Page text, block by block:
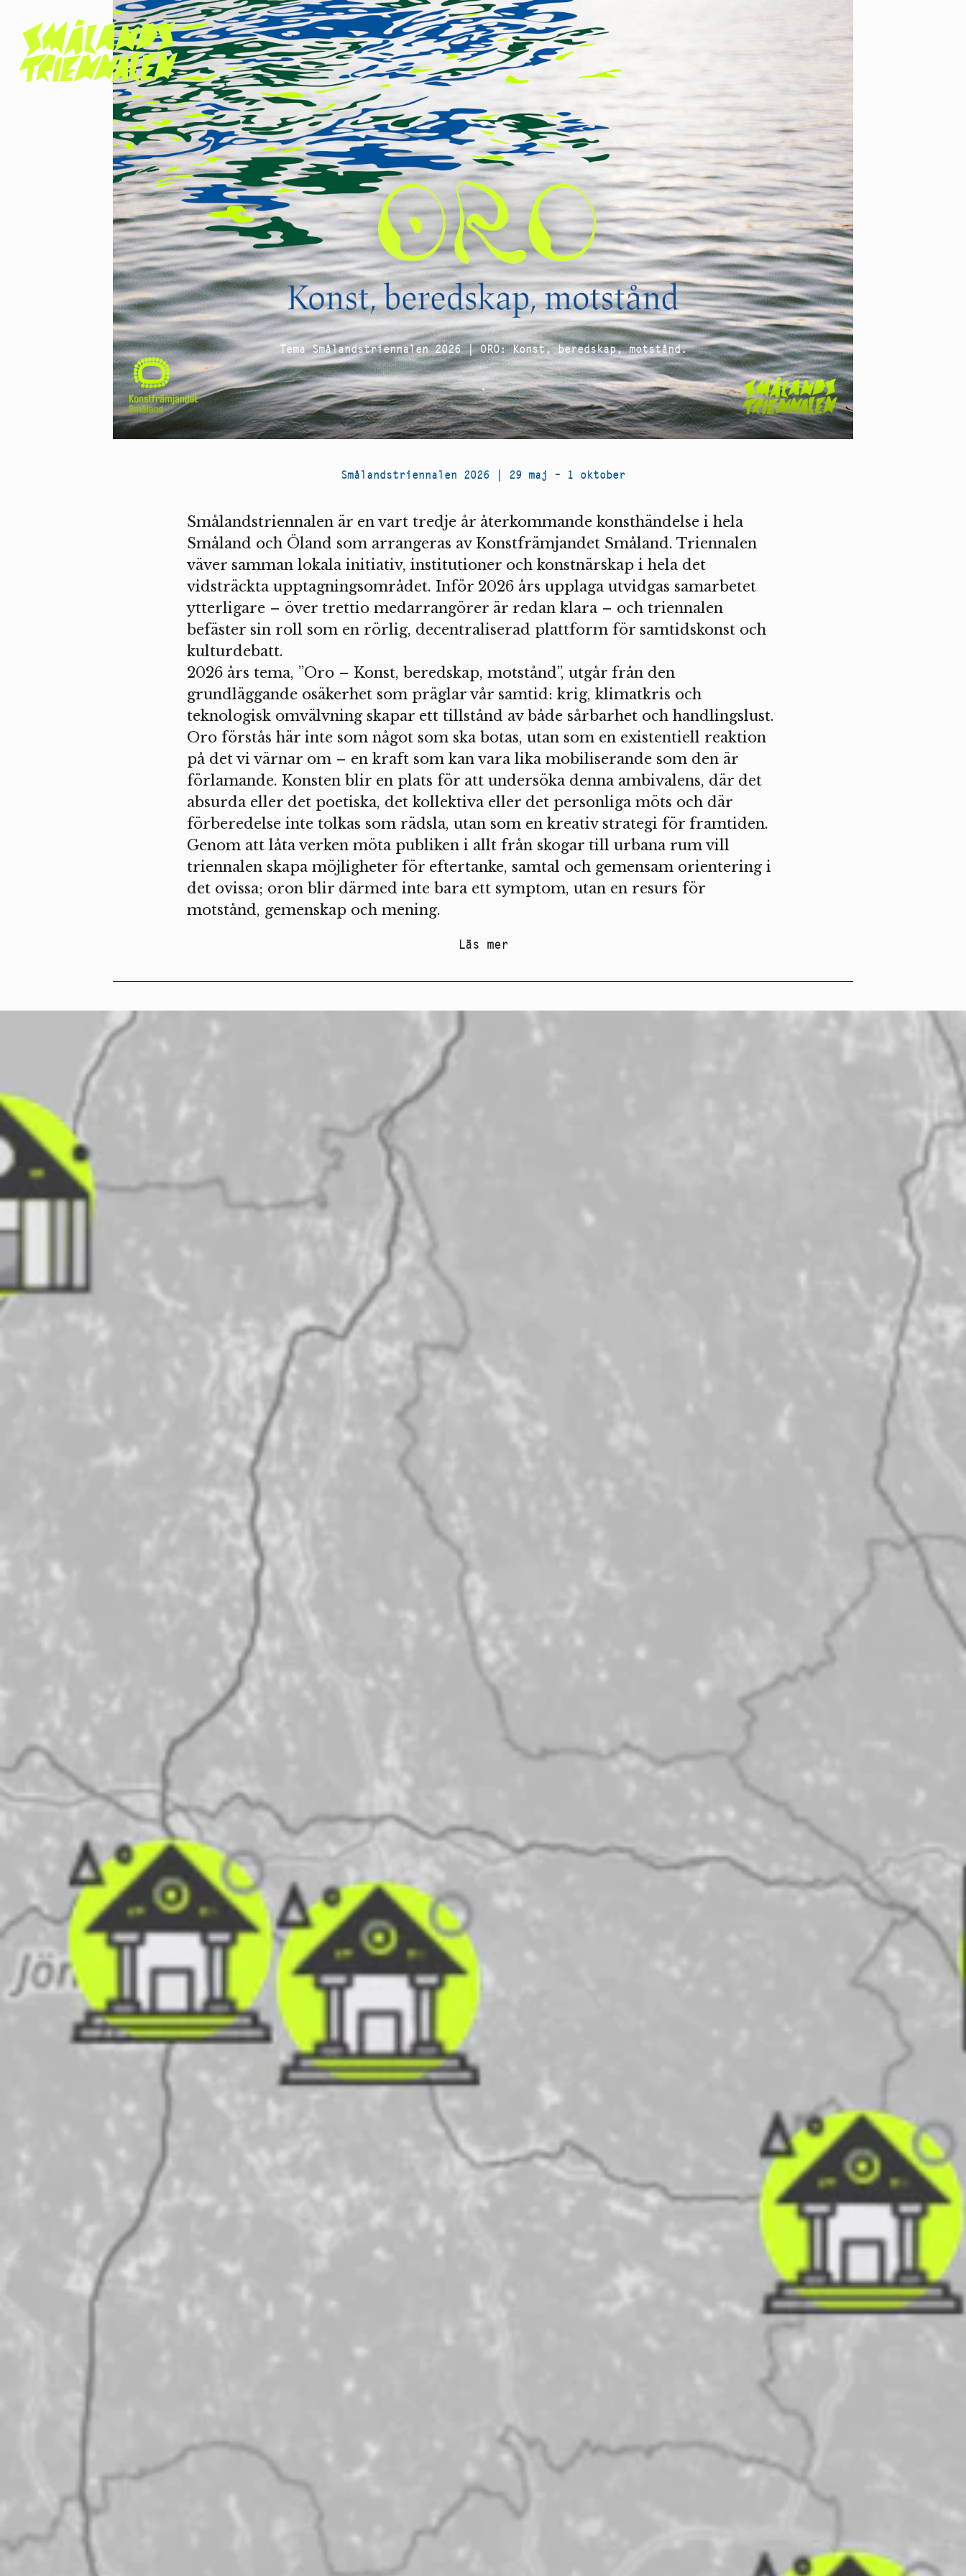
Tema Smålandstriennalen 2026 | ORO: Konst, beredskap, motstånd.
.
Smålandstriennalen 2026 | 29 maj – 1 oktober
Smålandstriennalen är en vart tredje år återkommande konsthändelse i hela
Småland och Öland som arrangeras av Konstfrämjandet Småland. Triennalen
väver samman lokala initiativ, institutioner och konstnärskap i hela det
vidsträckta upptagningsområdet. Inför 2026 års upplaga utvidgas samarbetet
ytterligare – över trettio medarrangörer är redan klara – och triennalen
befäster sin roll som en rörlig, decentraliserad plattform för samtidskonst och
kulturdebatt.
2026 års tema, ”Oro – Konst, beredskap, motstånd”, utgår från den
grundläggande osäkerhet som präglar vår samtid: krig, klimatkris och
teknologisk omvälvning skapar ett tillstånd av både sårbarhet och handlingslust.
Oro förstås här inte som något som ska botas, utan som en existentiell reaktion
på det vi värnar om – en kraft som kan vara lika mobiliserande som den är
förlamande. Konsten blir en plats för att undersöka denna ambivalens, där det
absurda eller det poetiska, det kollektiva eller det personliga möts och där
förberedelse inte tolkas som rädsla, utan som en kreativ strategi för framtiden.
Genom att låta verken möta publiken i allt från skogar till urbana rum vill
triennalen skapa möjligheter för eftertanke, samtal och gemensam orientering i
det ovissa; oron blir därmed inte bara ett symptom, utan en resurs för
motstånd, gemenskap och mening.
Läs mer